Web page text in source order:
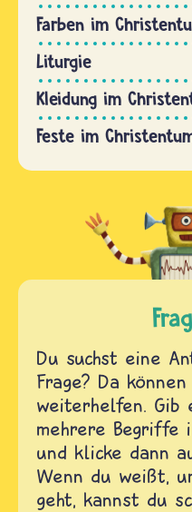
Farben im
Liturgie
Kleidung im
Feste im
Du suchst eine
Frage? Da
weiterhelfen. Gib
mehrere Begriffe
und klicke dann
Wenn du weißt,
geht, kannst du